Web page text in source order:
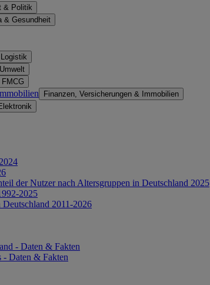
& Politik
& Gesundheit
Finanzen, Versicherungen & Immobilien
der Nutzer nach Altersgruppen in Deutschland 2025
2025
2011-2026
- Daten & Fakten
- Daten & Fakten